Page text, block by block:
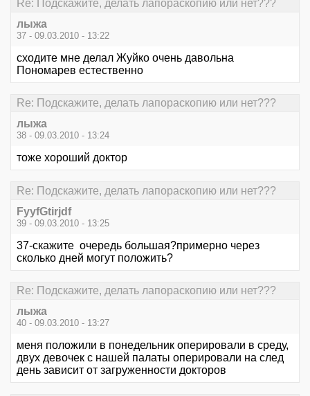
Re: Подскажите, делать лапораскопию или нет???
лыжа
37 - 09.03.2010 - 13:22
сходите мне делал Жуйко очень давольна
Пономарев естественно
Re: Подскажите, делать лапораскопию или нет???
лыжа
38 - 09.03.2010 - 13:24
тоже хороший доктор
Re: Подскажите, делать лапораскопию или нет???
FyyfGtirjdf
39 - 09.03.2010 - 13:25
37-скажите очередь большая?примерно через
сколько дней могут положить?
Re: Подскажите, делать лапораскопию или нет???
лыжа
40 - 09.03.2010 - 13:27
меня положили в понедельник оперировали в среду,
двух девочек с нашей палаты оперировали на след
день зависит от загруженности докторов